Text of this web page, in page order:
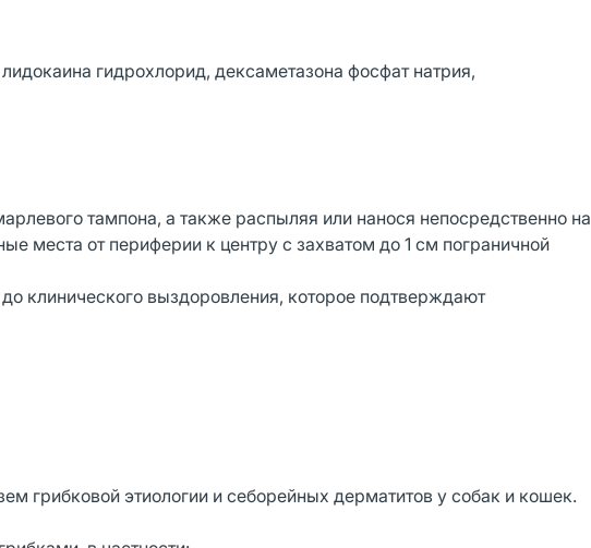
гидрохлорид, дексаметазона фосфат натрия,
тампона, а также распыляя или нанося непосредственно на
места от периферии к центру с захватом до 1 см пограничной
клинического выздоровления, которое подтверждают
грибковой этиологии и себорейных дерматитов у собак и кошек.